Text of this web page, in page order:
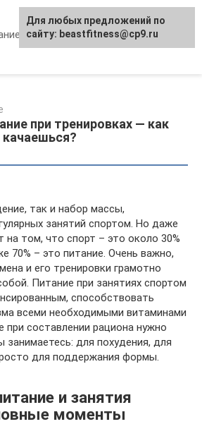
и фитнес
при тренировках — как
качаешься?
так и набор массы,
занятий спортом. Но даже
на том, что спорт – это около 30%
70% – это питание. Очень важно,
и его тренировки грамотно
Питание при занятиях спортом
способствовать
всеми необходимыми витаминами
при составлении рациона нужно
занимаетесь: для похудения, для
для поддержания формы.
и занятия
моменты
Для любых предложений по
сайту: beastfitness@cp9.ru